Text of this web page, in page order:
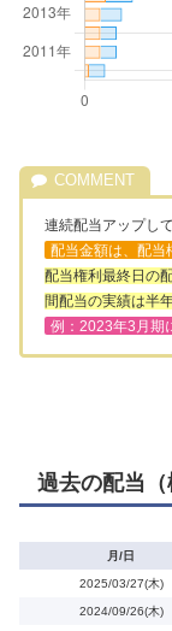
連続配当アップし
配当金額は、配当
配当権利最終日の
間配当の実績は半年
例：2023年3月期
過去の配当（
月/日
2025/03/27(木)
2024/09/26(木)